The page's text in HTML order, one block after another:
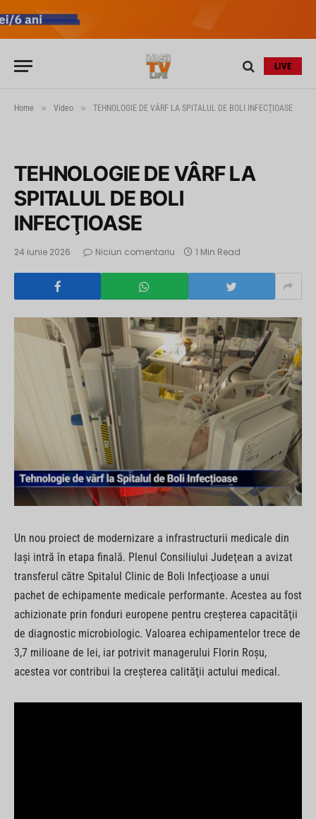
LIVE
Home » Video » TEHNOLOGIE DE VÂRF LA SPITALUL DE BOLI INFECŢIOASE
TEHNOLOGIE DE VÂRF LA
SPITALUL DE BOLI
INFECŢIOASE
24 iunie 2026 Niciun comentariu 1 Min Read
Un nou proiect de modernizare a infrastructurii medicale din
Iaşi intră în etapa finală. Plenul Consiliului Judeţean a avizat
transferul către Spitalul Clinic de Boli Infecţioase a unui
pachet de echipamente medicale performante. Acestea au fost
achizionate prin fonduri europene pentru creşterea capacităţii
de diagnostic microbiologic. Valoarea echipamentelor trece de
3,7 milioane de lei, iar potrivit managerului Florin Roşu,
acestea vor contribui la creşterea calităţii actului medical.